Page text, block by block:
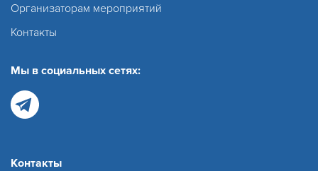
Организаторам мероприятий
Контакты
Мы в социальных сетях:
Контакты